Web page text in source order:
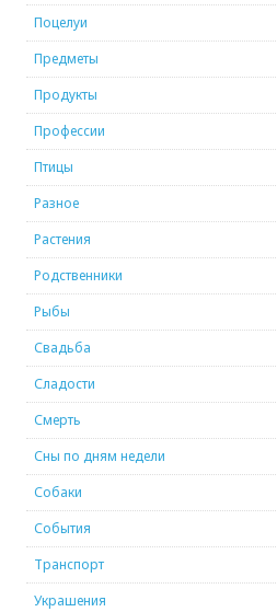
Поцелуи
Предметы
Продукты
Профессии
Птицы
Разное
Растения
Родственники
Рыбы
Свадьба
Сладости
Смерть
Сны по дням недели
Собаки
События
Транспорт
Украшения